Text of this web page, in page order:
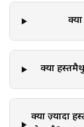
क्या
क्या ज़्यादा